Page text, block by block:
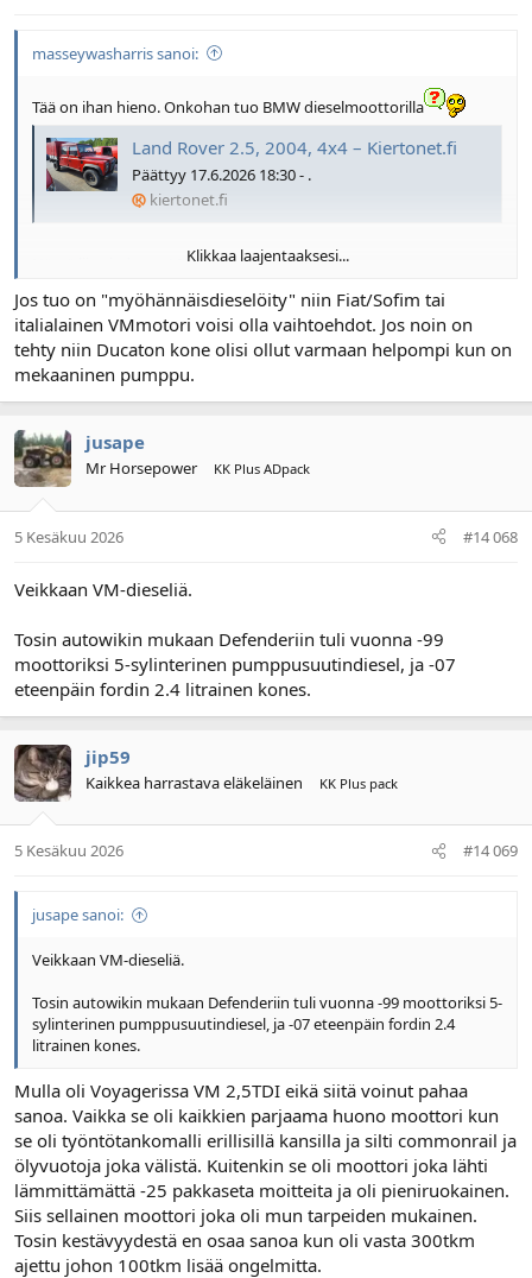
masseywasharris sanoi:
Tää on ihan hieno. Onkohan tuo BMW dieselmoottorilla
Land Rover 2.5, 2004, 4x4 – Kiertonet.fi
Päättyy 17.6.2026 18:30 - .
kiertonet.fi
Näytä liitetiedosto 168726Klikkaa laajentaaksesi...
Jos tuo on "myöhännäisdieselöity" niin Fiat/Sofim tai
italialainen VMmotori voisi olla vaihtoehdot. Jos noin on
tehty niin Ducaton kone olisi ollut varmaan helpompi kun on
mekaaninen pumppu.
jusape
Mr Horsepower KK Plus ADpack
5 Kesäkuu 2026 #14 068
Veikkaan VM-dieseliä.
Tosin autowikin mukaan Defenderiin tuli vuonna -99
moottoriksi 5-sylinterinen pumppusuutindiesel, ja -07
eteenpäin fordin 2.4 litrainen kones.
jip59
Kaikkea harrastava eläkeläinen KK Plus pack
5 Kesäkuu 2026 #14 069
jusape sanoi:
Veikkaan VM-dieseliä.
Tosin autowikin mukaan Defenderiin tuli vuonna -99 moottoriksi 5-
sylinterinen pumppusuutindiesel, ja -07 eteenpäin fordin 2.4
litrainen kones.
Mulla oli Voyagerissa VM 2,5TDI eikä siitä voinut pahaa
sanoa. Vaikka se oli kaikkien parjaama huono moottori kun
se oli työntötankomalli erillisillä kansilla ja silti commonrail ja
ölyvuotoja joka välistä. Kuitenkin se oli moottori joka lähti
lämmittämättä -25 pakkaseta moitteita ja oli pieniruokainen.
Siis sellainen moottori joka oli mun tarpeiden mukainen.
Tosin kestävyydestä en osaa sanoa kun oli vasta 300tkm
ajettu johon 100tkm lisää ongelmitta.